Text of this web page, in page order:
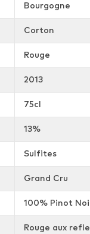
Bourgogne
Corton
Rouge
2013
75cl
13%
Sulfites
Grand Cru
100% Pinot
Rouge aux